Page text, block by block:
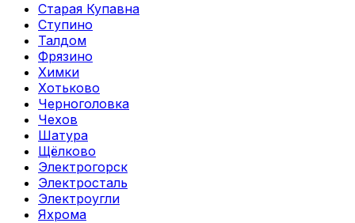
Старая Купавна
Ступино
Талдом
Фрязино
Химки
Хотьково
Черноголовка
Чехов
Шатура
Щёлково
Электрогорск
Электросталь
Электроугли
Яхрома